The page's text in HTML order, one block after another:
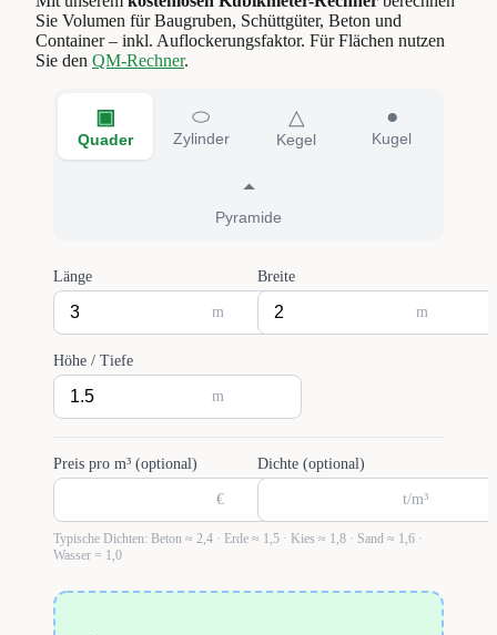
Sie Volumen für Baugruben, Schüttgüter, Beton und
Container – inkl. Auflockerungsfaktor. Für Flächen nutzen
Sie den QM-Rechner.
▣
Quader
⬭
Zylinder
△
Kegel
●
Kugel
⏶
Pyramide
Länge
m
Breite
m
Höhe / Tiefe
m
Preis pro m³ (optional)
€
Dichte (optional)
t/m³
Typische Dichten: Beton ≈ 2,4 · Erde ≈ 1,5 · Kies ≈ 1,8 · Sand ≈ 1,6 ·
Wasser = 1,0